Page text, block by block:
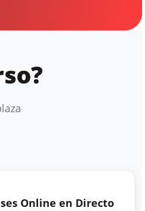
Online en Directo